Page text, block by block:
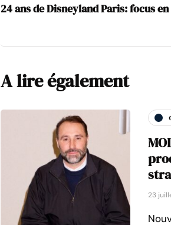
24 ans de Disneyland Paris: focus
A lire également
23